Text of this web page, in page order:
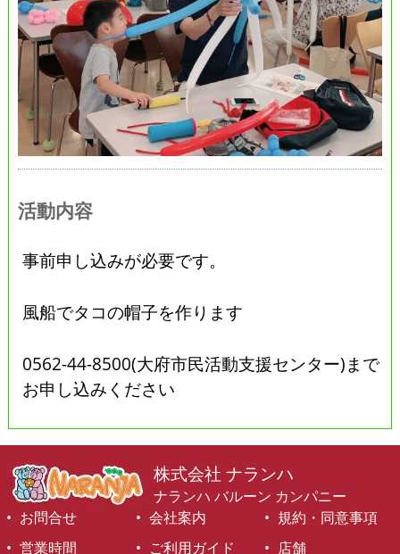
活動内容
事前申し込みが必要です。
風船でタコの帽子を作ります
0562-44-8500(大府市民活動支援センター)まで
お申し込みください
株式会社 ナランハ
ナランハ バルーン カンパニー
お問合せ
会社案内
規約・同意事項
営業時間
ご利用ガイド 店舗